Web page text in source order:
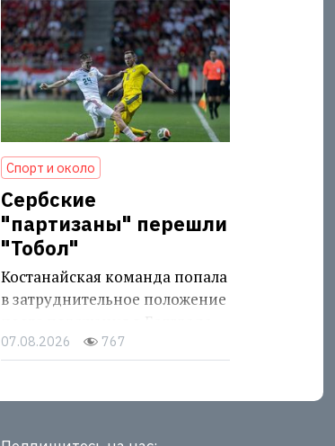
Спорт и около
Сербские
"партизаны" перешли
"Тобол"
Костанайская команда попала
в затруднительное положение
после поражения в Белграде
07.08.2026 767